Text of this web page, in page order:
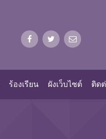
ร้องเรียน ผังเว็บไซต์ ติด